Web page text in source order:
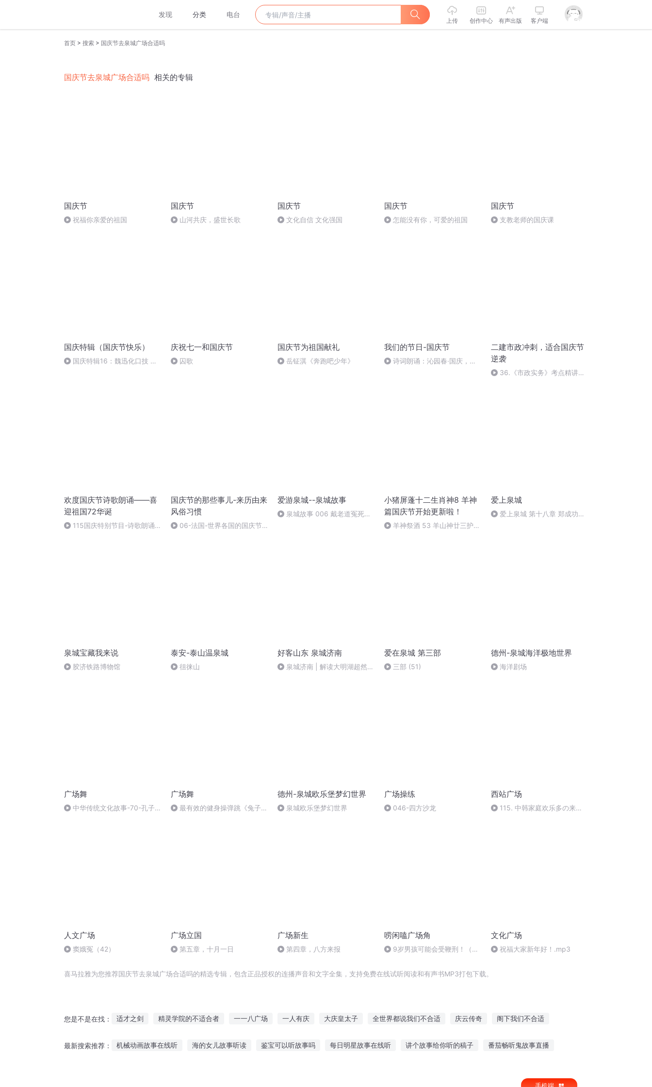
发现 分类 电台
上传 创作中心 有声出版 客户端
首页 > 搜索 > 国庆节去泉城广场合适吗
国庆节去泉城广场合适吗 相关的专辑
国庆节
祝福你亲爱的祖国
国庆节
山河共庆，盛世长歌
国庆节
文化自信 文化强国
国庆节
怎能没有你，可爱的祖国
国庆节
支教老师的国庆课
国庆特辑（国庆节快乐）
国庆特辑16：魏迅化口技 二
庆祝七一和国庆节
囚歌
国庆节为祖国献礼
岳钲淇《奔跑吧少年》
我们的节日-国庆节
诗词朗诵：沁园春·国庆，朗
二建市政冲刺，适合国庆节
逆袭
36.《市政实务》考点精讲第
欢度国庆节诗歌朗诵——喜
迎祖国72华诞
115国庆特别节目-诗歌朗诵-
国庆节的那些事儿-来历由来
风俗习惯
06-法国-世界各国的国庆节-
爱游泉城--泉城故事
泉城故事 006 戴老道冤死趵
小猪屏蓬十二生肖神8 羊神
篇国庆节开始更新啦！
羊神祭酒 53 羊山神廿三护祭
爱上泉城
爱上泉城 第十八章 郑成功史
泉城宝藏我来说
胶济铁路博物馆
泰安-泰山温泉城
徂徕山
好客山东 泉城济南
泉城济南 | 解读大明湖超然楼
爱在泉城 第三部
三部 (51)
德州-泉城海洋极地世界
海洋剧场
广场舞
中华传统文化故事-70-孔子
广场舞
最有效的健身操弹跳《兔子
德州-泉城欧乐堡梦幻世界
泉城欧乐堡梦幻世界
广场操练
046-四方沙龙
西站广场
115. 中韩家庭欢乐多の来中
人文广场
窦娥冤（42）
广场立国
第五章，十月一日
广场新生
第四章，八方来报
唠闲嗑广场角
9岁男孩可能会受鞭刑！（求
文化广场
祝福大家新年好！.mp3
喜马拉雅为您推荐国庆节去泉城广场合适吗的精选专辑，包含正品授权的连播声音和文字全集，支持免费在线试听阅读和有声书MP3打包下载。
您是不是在找： 适才之剑 精灵学院的不适合者 一一八广场 一人有庆 大庆皇太子 全世界都说我们不合适 庆云传奇 阁下我们不合适
最新搜索推荐： 机械动画故事在线听 海的女儿故事听读 鉴宝可以听故事吗 每日明星故事在线听 讲个故事给你听的稿子 番茄畅听鬼故事直播